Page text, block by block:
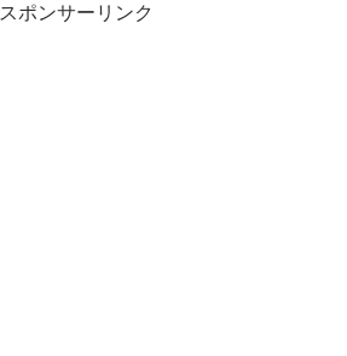
スポンサーリンク